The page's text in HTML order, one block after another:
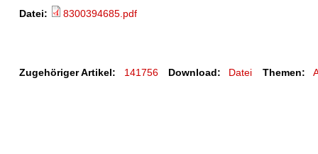
Datei:
8300394685.pdf
Zugehöriger Artikel: 141756 Download: Datei Themen: